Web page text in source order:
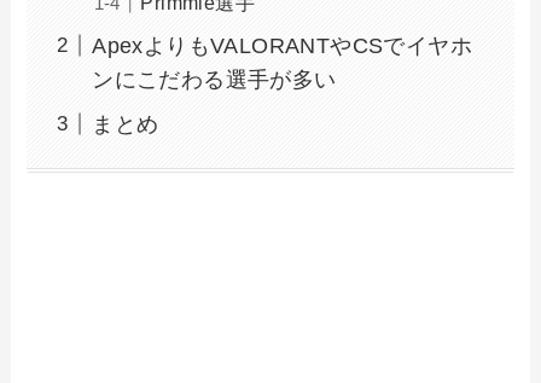
ApexよりもVALORANTやCSでイヤホ
ンにこだわる選手が多い
まとめ